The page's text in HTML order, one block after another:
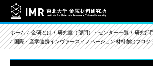
ホーム 金研とは 研究室（部門）・センター一覧
研究部
国際・産学連携インヴァースイノベーション材料創出プロジ